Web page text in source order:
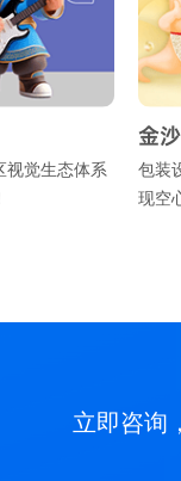
态体系
金沙河
包装设计
现空心挂
立即咨询